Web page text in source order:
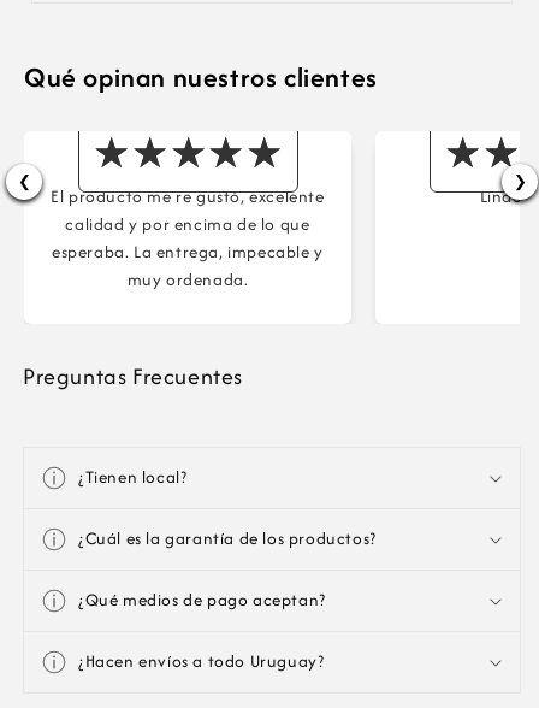
Qué opinan nuestros clientes
❮ ❯
Maria
El producto me re gustó, excelente
calidad y por encima de lo que
esperaba. La entrega, impecable y
muy ordenada.
Lindos
Preguntas Frecuentes
¿Tienen local?
¿Cuál es la garantía de los productos?
¿Qué medios de pago aceptan?
¿Hacen envíos a todo Uruguay?